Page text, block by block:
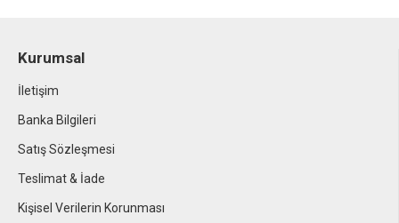
Kurumsal
İletişim
Banka Bilgileri
Satış Sözleşmesi
Teslimat & İade
Kişisel Verilerin Korunması